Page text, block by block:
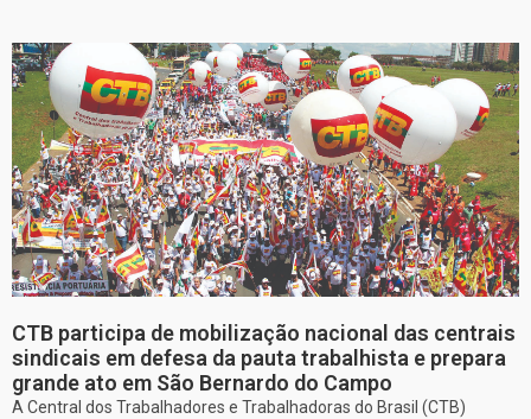
CTB participa de mobilização nacional das centrais
sindicais em defesa da pauta trabalhista e prepara
grande ato em São Bernardo do Campo
A Central dos Trabalhadores e Trabalhadoras do Brasil (CTB)